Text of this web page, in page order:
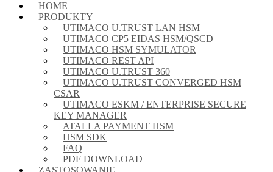
HOME
PRODUKTY
UTIMACO U.TRUST LAN HSM
UTIMACO CP5 EIDAS HSM/QSCD
UTIMACO HSM SYMULATOR
UTIMACO REST API
UTIMACO U.TRUST 360
UTIMACO U.TRUST CONVERGED HSM
CSAR
UTIMACO ESKM / ENTERPRISE SECURE
KEY MANAGER
ATALLA PAYMENT HSM
HSM SDK
FAQ
PDF DOWNLOAD
ZASTOSOWANIE